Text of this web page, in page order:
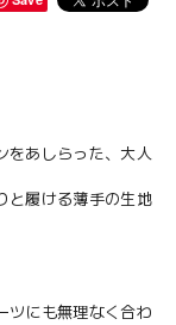
をあしらった、大人
と履ける薄手の生地
ツにも無理なく合わ